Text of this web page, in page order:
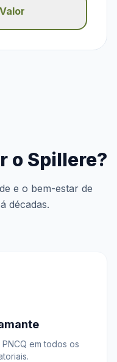
o Spillere?
e o bem-estar de
décadas.
em todos os